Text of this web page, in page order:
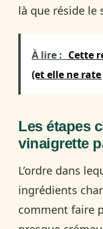
là que réside le
À lire : Cette
(et elle ne
Les étapes
vinaigrette
L’ordre dans
ingrédients
comment faire